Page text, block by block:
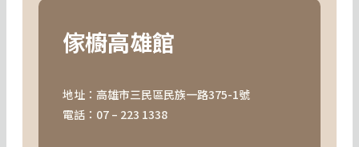
傢櫥高雄館
地址：高雄市三民區民族一路375-1號
電話： 07 – 223 1338